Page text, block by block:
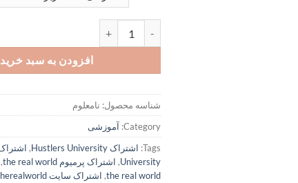
افزودن به سبد خرید
شناسه محصول: نامعلوم
Category: آموزشی
Tags: اشتراک Hustlers University ,
University
, اشتراک پرمیوم the real world ,
the real world
, اشتراک سایت therealworld